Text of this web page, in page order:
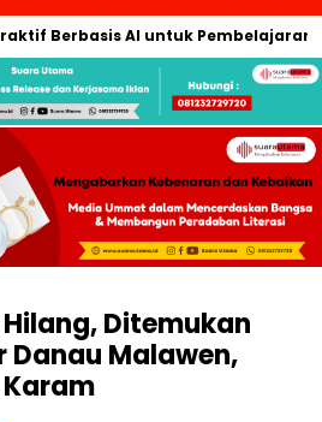
Berbasis AI untuk Pembelajaran
Ditemukan
Danau Malawen,